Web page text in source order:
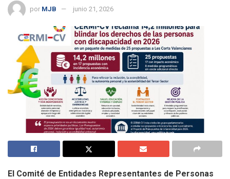
por MJB junio 21, 2026
El Comité de Entidades Representantes de Personas